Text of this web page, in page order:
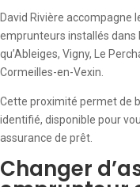
David Rivière accompagne
emprunteurs installés
qu’Ableiges, Vigny, Le
Cormeilles-en-Vexin.
Cette proximité permet de
identifié, disponible pour
assurance de prêt.
Changer